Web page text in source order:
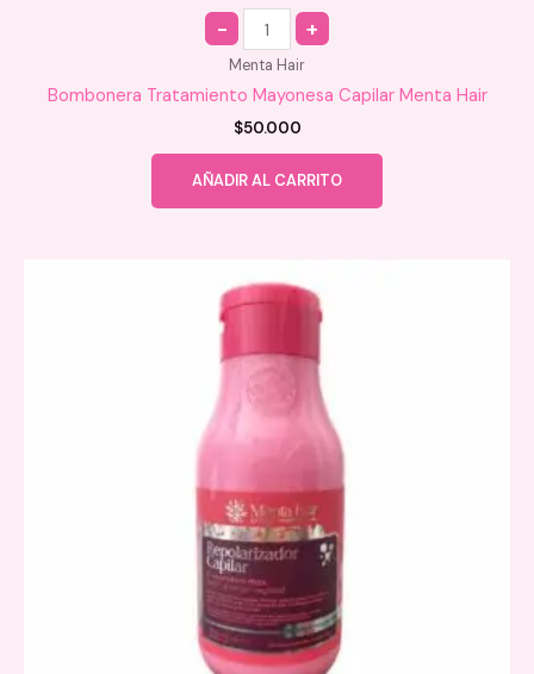
Quantity
Menta Hair
Bombonera Tratamiento Mayonesa Capilar Menta Hair
$50.000
AÑADIR AL CARRITO